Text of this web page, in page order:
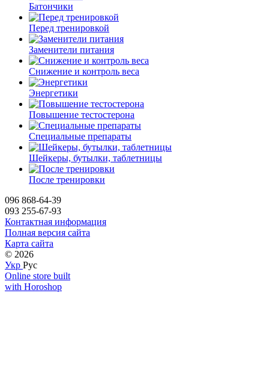
Батончики
Перед тренировкой
Заменители питания
Снижение и контроль веса
Энергетики
Повышение тестостерона
Специальные препараты
Шейкеры, бутылки, таблетницы
После тренировки
096 868-64-39
093 255-67-93
Контактная информация
Полная версия сайта
Карта сайта
© 2026
Укр Рус
Online store built
with Horoshop